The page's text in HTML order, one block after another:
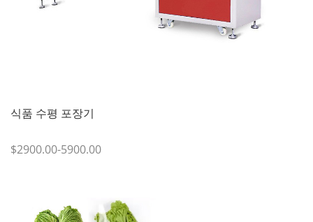
식품 수평 포장기
$2900.00-5900.00